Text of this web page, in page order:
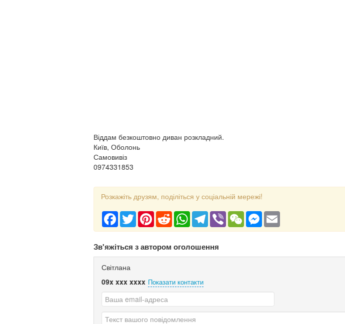
Віддам безкоштовно диван розкладний.
Київ, Оболонь
Самовивіз
0974331853
Розкажіть друзям, поділіться у соціальній мережі!
Facebook
TwitterPinterestRedditWhatsAppTelegram
Viber WeChatMessenger
Зв'яжіться з автором оголошення
Світлана
09x xxx xxxx Показати контакти